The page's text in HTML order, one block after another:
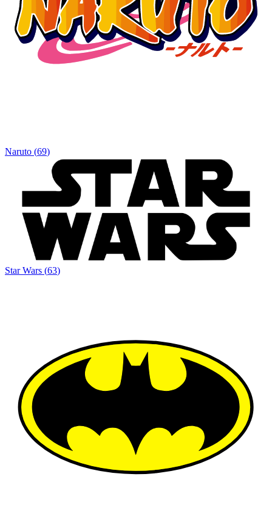
Naruto (69)
Star Wars (63)